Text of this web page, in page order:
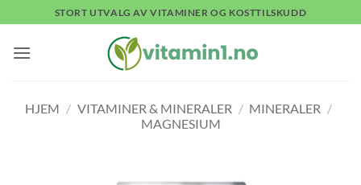
to
content
STORT UTVALG AV VITAMINER OG KOSTTILSKUDD
HJEM / VITAMINER & MINERALER / MINERALER /
MAGNESIUM